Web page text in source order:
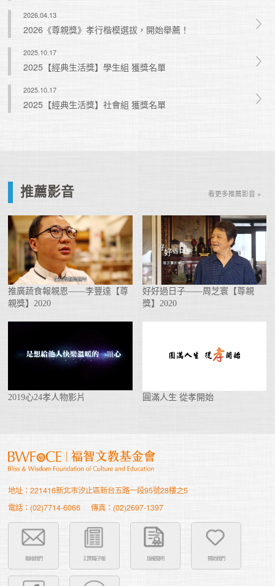
2026.04.13
2026《尊親獎》孝行楷模選拔，開始舉薦！
2025.10.17
2025【經典生活獎】學生組 獲獎名單
2025.10.17
2025【經典生活獎】社會組 獲獎名單
推薦影音 看更多推薦影音 +
推廣蔬食報親恩——李豐達【尊
親獎】2020
好好過日子——周芝寰【尊親
獎】2020
2019心24孝人物影片 圓滿人生 從孝開始
地址：221416新北市汐止區新台五路一段95號28樓之5
電話：(02)7714-6066
傳真：(02)2697-1397
聯絡我們 訂閱電子報 版權聲明 贊助我們